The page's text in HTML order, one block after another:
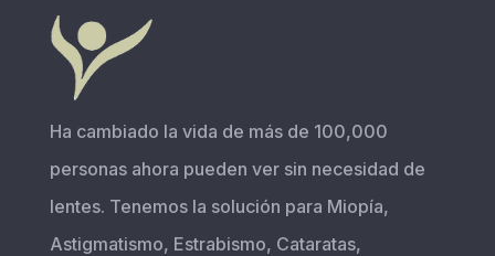
Ha cambiado la vida de más de 100,000
personas ahora pueden ver sin necesidad de
lentes. Tenemos la solución para Miopía,
Astigmatismo, Estrabismo, Cataratas,